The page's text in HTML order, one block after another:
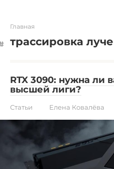
Главная
трассировка
RTX 3090: нужна ли
высшей лиги?
Статьи Елена Ковалёва